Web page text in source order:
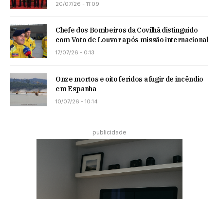
20/07/26 - 11:09
Chefe dos Bombeiros da Covilhã distinguido
com Voto de Louvor após missão internacional
17/07/26 - 0:13
Onze mortos e oito feridos a fugir de incêndio
em Espanha
10/07/26 - 10:14
publicidade